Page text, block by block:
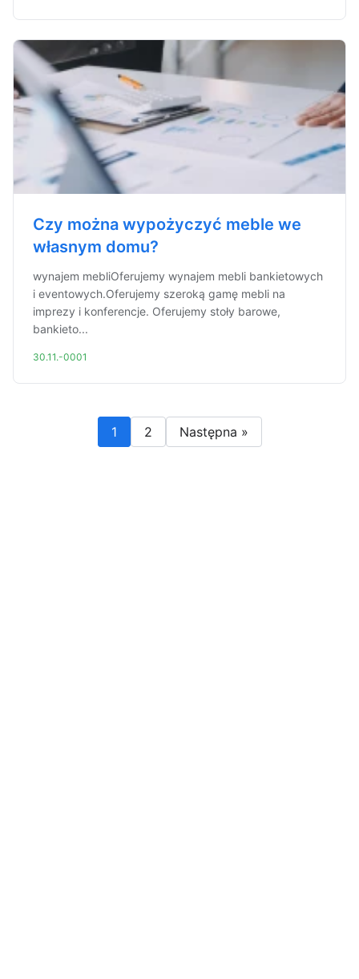
Czy można wypożyczyć meble we
własnym domu?
wynajem mebliOferujemy wynajem mebli bankietowych
i eventowych.Oferujemy szeroką gamę mebli na
imprezy i konferencje. Oferujemy stoły barowe,
bankieto...
30.11.-0001
1 2 Następna »